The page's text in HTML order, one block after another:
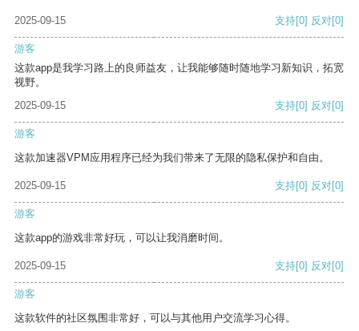
2025-09-15 支持[0] 反对[0]
游客
这款app是我学习路上的良师益友，让我能够随时随地学习新知识，拓宽
视野。
2025-09-15
支持[0] 反对[0]
游客
这款加速器VPM应用程序已经为我们带来了无限的隐私保护和自由。
2025-09-15 支持[0] 反对[0]
游客
这款app的游戏非常好玩，可以让我消磨时间。
2025-09-15 支持[0] 反对[0]
游客
这款软件的社区氛围非常好，可以与其他用户交流学习心得。